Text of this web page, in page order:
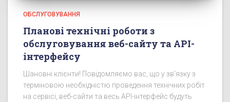
ОБСЛУГОВУВАННЯ
Планові технічні роботи з
обслуговування веб-сайту та API-
інтерфейсу
Шановні клієнти! Повідомляємо вас, що у зв'язку з
терміновою необхідністю проведення технічних робіт
на сервісі, веб-сайти та весь API-інтерфейс будуть